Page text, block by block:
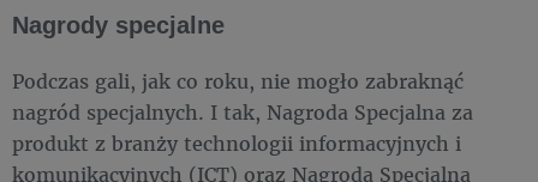
Nagrody specjalne
Podczas gali, jak co roku, nie mogło zabraknąć
nagród specjalnych. I tak, Nagroda Specjalna za
produkt z branży technologii informacyjnych i
komunikacyjnych (ICT) oraz Nagroda Specjalna